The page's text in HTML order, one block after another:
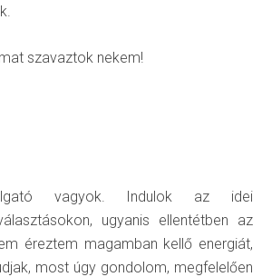
szavaztok nekem!
vagyok. Indulok az idei
ugyanis ellentétben az
éreztem magamban kellő energiát,
most úgy gondolom, megfelelően